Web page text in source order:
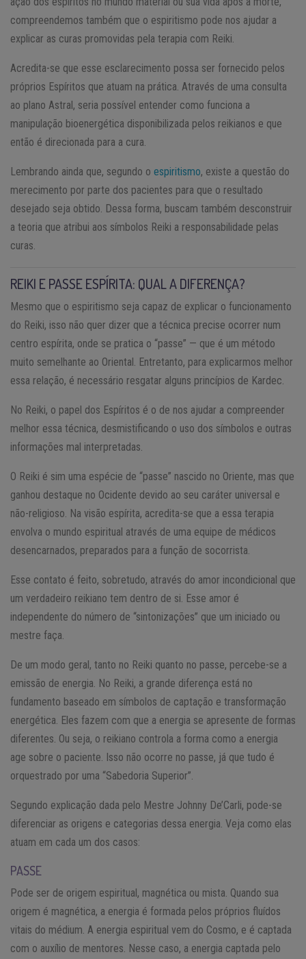
compreendemos também que o espiritismo pode nos ajudar a
explicar as curas promovidas pela terapia com Reiki.
Acredita-se que esse esclarecimento possa ser fornecido pelos
próprios Espíritos que atuam na prática. Através de uma consulta
ao plano Astral, seria possível entender como funciona a
manipulação bioenergética disponibilizada pelos reikianos e que
então é direcionada para a cura.
Lembrando ainda que, segundo o espiritismo, existe a questão do
merecimento por parte dos pacientes para que o resultado
desejado seja obtido. Dessa forma, buscam também desconstruir
a teoria que atribui aos símbolos Reiki a responsabilidade pelas
curas.
REIKI E PASSE ESPÍRITA: QUAL A DIFERENÇA?
Mesmo que o espiritismo seja capaz de explicar o funcionamento
do Reiki, isso não quer dizer que a técnica precise ocorrer num
centro espírita, onde se pratica o “passe” — que é um método
muito semelhante ao Oriental. Entretanto, para explicarmos melhor
essa relação, é necessário resgatar alguns princípios de Kardec.
No Reiki, o papel dos Espíritos é o de nos ajudar a compreender
melhor essa técnica, desmistificando o uso dos símbolos e outras
informações mal interpretadas.
O Reiki é sim uma espécie de “passe” nascido no Oriente, mas que
ganhou destaque no Ocidente devido ao seu caráter universal e
não-religioso. Na visão espírita, acredita-se que a essa terapia
envolva o mundo espiritual através de uma equipe de médicos
desencarnados, preparados para a função de socorrista.
Esse contato é feito, sobretudo, através do amor incondicional que
um verdadeiro reikiano tem dentro de si. Esse amor é
independente do número de “sintonizações” que um iniciado ou
mestre faça.
De um modo geral, tanto no Reiki quanto no passe, percebe-se a
emissão de energia. No Reiki, a grande diferença está no
fundamento baseado em símbolos de captação e transformação
energética. Eles fazem com que a energia se apresente de formas
diferentes. Ou seja, o reikiano controla a forma como a energia
age sobre o paciente. Isso não ocorre no passe, já que tudo é
orquestrado por uma “Sabedoria Superior”.
Segundo explicação dada pelo Mestre Johnny De’Carli, pode-se
diferenciar as origens e categorias dessa energia. Veja como elas
atuam em cada um dos casos:
PASSE
Pode ser de origem espiritual, magnética ou mista. Quando sua
origem é magnética, a energia é formada pelos próprios fluídos
vitais do médium. A energia espiritual vem do Cosmo, e é captada
com o auxílio de mentores. Nesse caso, a energia captada pelo